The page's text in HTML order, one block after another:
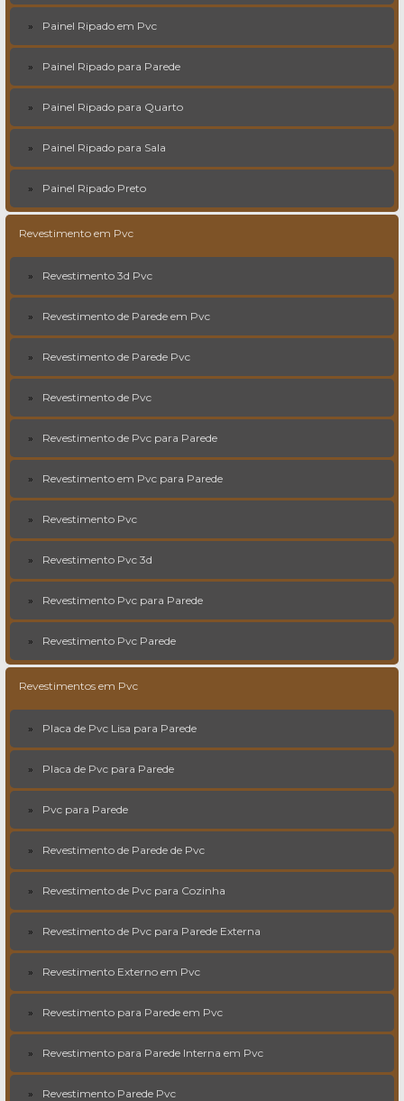
Painel Ripado em Pvc
Painel Ripado para Parede
Painel Ripado para Quarto
Painel Ripado para Sala
Painel Ripado Preto
Revestimento em Pvc
Revestimento 3d Pvc
Revestimento de Parede em Pvc
Revestimento de Parede Pvc
Revestimento de Pvc
Revestimento de Pvc para Parede
Revestimento em Pvc para Parede
Revestimento Pvc
Revestimento Pvc 3d
Revestimento Pvc para Parede
Revestimento Pvc Parede
Revestimentos em Pvc
Placa de Pvc Lisa para Parede
Placa de Pvc para Parede
Pvc para Parede
Revestimento de Parede de Pvc
Revestimento de Pvc para Cozinha
Revestimento de Pvc para Parede Externa
Revestimento Externo em Pvc
Revestimento para Parede em Pvc
Revestimento para Parede Interna em Pvc
Revestimento Parede Pvc